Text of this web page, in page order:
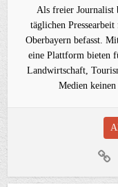
Als freier Journalist
täglichen
Oberbayern befasst.
eine Plattform bieten
Landwirtschaft,
Medien